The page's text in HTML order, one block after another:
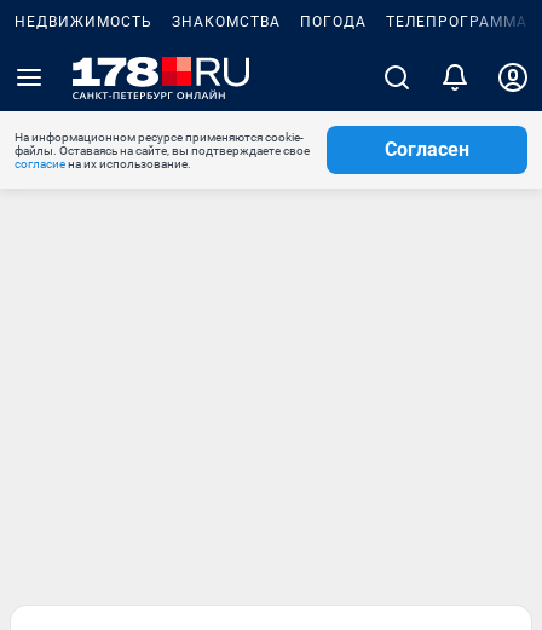
НЕДВИЖИМОСТЬ ЗНАКОМСТВА ПОГОДА ТЕЛЕПРОГРАММА
На информационном ресурсе применяются cookie-
файлы. Оставаясь на сайте, вы подтверждаете свое
согласиена их использование.
Согласен